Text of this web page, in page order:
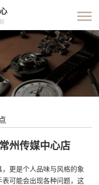
州传媒中心店
更是个人品味与风格的象
可能会出现各种问题，这